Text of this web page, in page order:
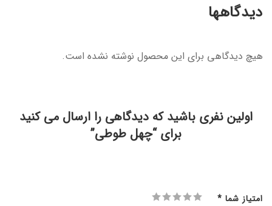
دیدگاهها
هیچ دیدگاهی برای این محصول نوشته نشده است.
اولین نفری باشید که دیدگاهی را ارسال می کنید
برای “چهل طوطی”
امتیاز شما *